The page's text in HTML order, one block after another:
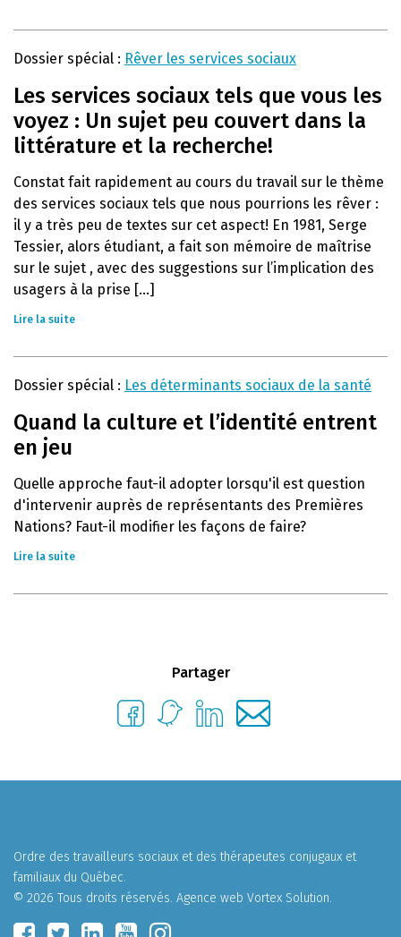
Dossier spécial : Rêver les services sociaux
Les services sociaux tels que vous les
voyez : Un sujet peu couvert dans la
littérature et la recherche!
Constat fait rapidement au cours du travail sur le thème
des services sociaux tels que nous pourrions les rêver :
il y a très peu de textes sur cet aspect! En 1981, Serge
Tessier, alors étudiant, a fait son mémoire de maîtrise
sur le sujet , avec des suggestions sur l’implication des
usagers à la prise [...]
Lire la suite
Dossier spécial : Les déterminants sociaux de la santé
Quand la culture et l’identité entrent
en jeu
Quelle approche faut-il adopter lorsqu'il est question
d'intervenir auprès de représentants des Premières
Nations? Faut-il modifier les façons de faire?
Lire la suite
Partager
Ordre des travailleurs sociaux et des thérapeutes conjugaux et
familiaux du Québec.
© 2026 Tous droits réservés. Agence web Vortex Solution.